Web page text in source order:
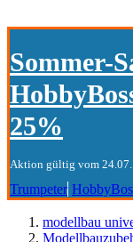
Sommer-
25%
Aktion gültig vom 24.07.
Trumpeter
modellbau